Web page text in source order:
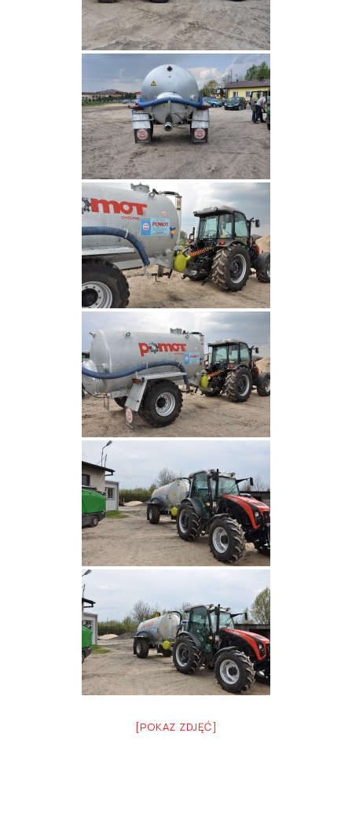
[POKAZ ZDJĘĆ]